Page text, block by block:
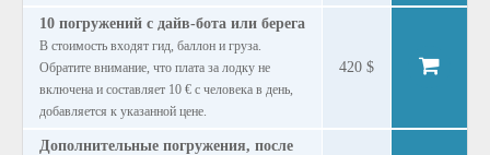
10 погружений с дайв-бота или берега
В стоимость входят гид, баллон и груза.
Обратите внимание, что плата за лодку не
включена и составляет 10 € с человека в день,
добавляется к указанной цене.
420 $
Дополнительные погружения, после